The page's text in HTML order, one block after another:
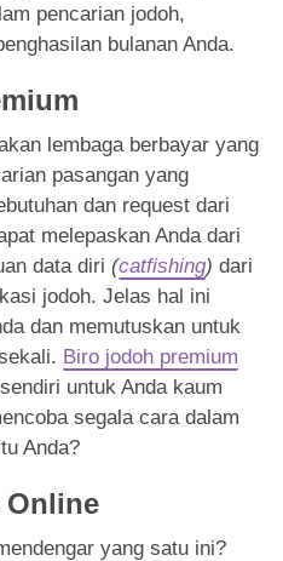
pencarian jodoh,
bulanan Anda.
lembaga berbayar yang
pasangan yang
dan request dari
melepaskan Anda dari
data diri (catfishing) dari
jodoh. Jelas hal ini
dan memutuskan untuk
Biro jodoh premium
untuk Anda kaum
segala cara dalam
Anda?
Online
yang satu ini?